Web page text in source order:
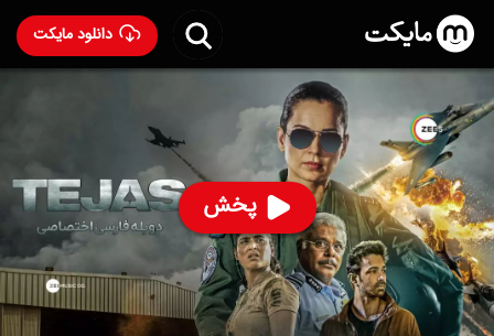
دانلود مایکت
پخش
فیلم هندی تجاس با دوبله فارسی
۲۲۲ 90% ۵.۳
ساخت هند سال 2023
رده سنی ۱۸+
هندی
اکشن درام
درباره فیلم تجاس